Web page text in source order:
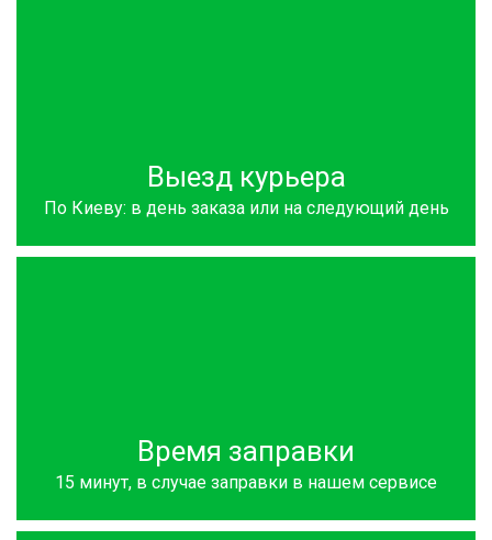
Выезд курьера
По Киеву: в день заказа или на следующий день
Время заправки
15 минут, в случае заправки в нашем сервисе